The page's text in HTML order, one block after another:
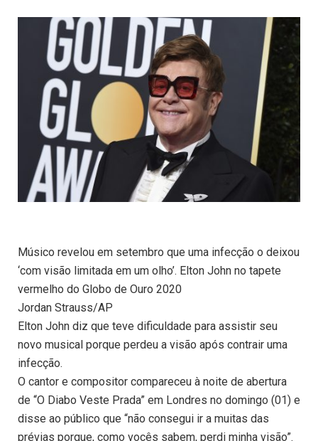
Músico revelou em setembro que uma infecção o deixou
‘com visão limitada em um olho’. Elton John no tapete
vermelho do Globo de Ouro 2020
Jordan Strauss/AP
Elton John diz que teve dificuldade para assistir seu
novo musical porque perdeu a visão após contrair uma
infecção.
O cantor e compositor compareceu à noite de abertura
de “O Diabo Veste Prada” em Londres no domingo (01) e
disse ao público que “não consegui ir a muitas das
prévias porque, como vocês sabem, perdi minha visão”.